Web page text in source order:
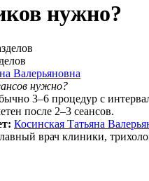
нужно?
нужно?
3–6 процедур с
после 2–3 сеансов.
Косинская Татьяна
врач клиники,